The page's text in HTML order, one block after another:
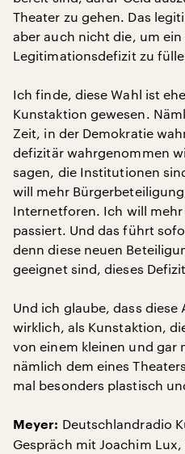
Theater zu gehen. Das
aber auch nicht die, um
Legitimationsdefizit zu
Ich finde, diese Wahl ist
Kunstaktion gewesen.
Zeit, in der Demokratie
defizitär wahrgenommen
sagen, die Institutionen
will mehr
Internetforen. Ich will
passiert. Und das führt
denn diese neuen
geeignet sind, dieses
Und ich glaube, dass diese
wirklich, als Kunstaktion,
von einem kleinen und gar
nämlich dem eines
mal besonders plastisch
Meyer: Deutschlandradio
Gespräch mit Joachim